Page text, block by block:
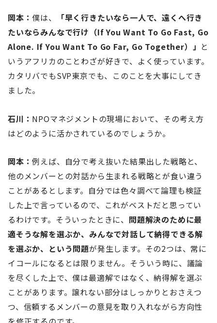
岡本：僕は、
「早く行きたいなら一人で、遠くへ行き
たいならみんなで行け（If You Want To Go Fast, Go
Alone. If You Want To Go Far, Go Together）」 と
いうアフリカのことわざが好きで、よく使っています。
カタリバでもSVP東京でも、このことを大事にしてき
ました。
石川： NPOマネジメントの現場において、その考え方
はどのように活かされているのでしょうか。
岡本：例えば、自分で考え抜いた結果出した戦略と、
他のメンバーとの対話から生まれる戦略とが食い違う
ことがあるとします。自分では色々調べて論理も検証
した上で言っているので、これがベストだと思ってい
るわけです。そういったときに、 問題解決のために最
適そうな解を選ぶか、みんなで対話して納得できる解
を選ぶか、という問題が発生します。その2つは、常に
イコールになるとは限りません。そういう時に、議論
を尽くした上で、僕は最適解ではなく、納得解を選ぶ
ことがあります。譲れない部分はしっかりとおさえつ
つ、信頼するメンバーの意見を取り入れながら方向性